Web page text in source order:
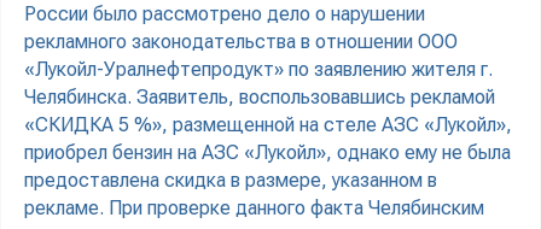
России было рассмотрено дело о нарушении
рекламного законодательства в отношении ООО
«Лукойл-Уралнефтепродукт» по заявлению жителя г.
Челябинска. Заявитель, воспользовавшись рекламой
«СКИДКА 5 %», размещенной на стеле АЗС «Лукойл»,
приобрел бензин на АЗС «Лукойл», однако ему не была
предоставлена скидка в размере, указанном в
рекламе. При проверке данного факта Челябинским